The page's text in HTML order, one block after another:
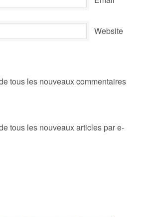
Website
tous les nouveaux commentaires
tous les nouveaux articles par e-